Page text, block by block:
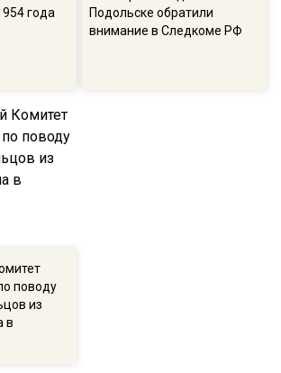
года
Подольске обратили
внимание в Следкоме РФ
поводу
из
в